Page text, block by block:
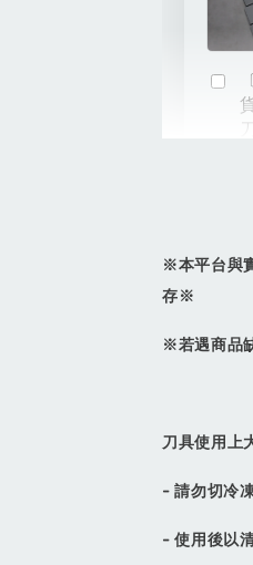
NT$
加購
※本平台與
存※
※若遇商品
刀具使用上
- 請勿切冷
- 使用後以